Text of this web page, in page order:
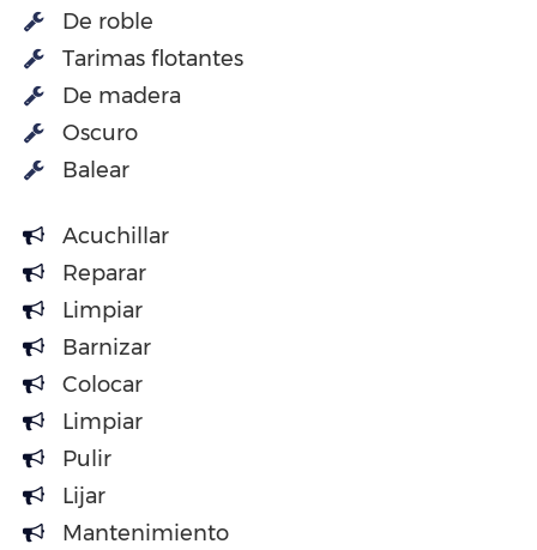
De roble
Tarimas flotantes
De madera
Oscuro
Balear
Acuchillar
Reparar
Limpiar
Barnizar
Colocar
Limpiar
Pulir
Lijar
Mantenimiento